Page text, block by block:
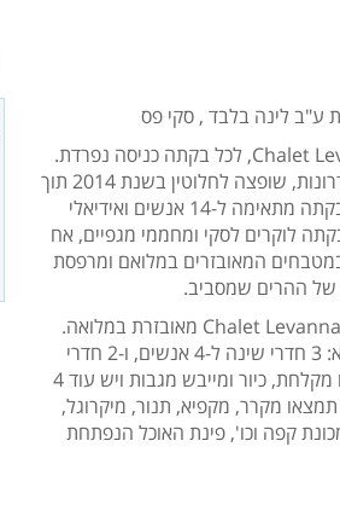
בקתה זו היא אחת משתי הביקות בשם Chalet Levanna, לכל בקתה כניסה נפרדת.
בקתת הסקי היוקרתית ממוקמת למרגלות המדרונות, שופצה לחלוטין בשנת 2014 תוך
שימוש באבזור וריהוט מסוגננים ומודרניים. הבקתה מתאימה ל-14 אנשים ואידיאלי
לוקרים לסקי ומחממי מגפיים, אח
המאובזרים במלואם ומרפסת
הדירה המשופצת לחלוטין של Chalet Levanna Occidentale מאובזרת במלואה.
בבקתה 2 קומות לאכלוס 14 אנשים באופן הבא: 3 חדרי שינה ל-4 אנשים, ו-2 חדרי
שינה זוגיים. לכל חדר שינה יש חדר רחצה עם מקלחת, כיור ומייבש מגבות ויש עוד 4
מקרר, מקפיא, תנור, מיקרוגל,
קפה וכו', פינת האוכל הנפתחת